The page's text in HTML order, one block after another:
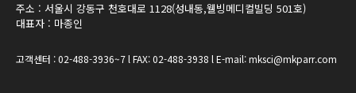
주소 : 서울시 강동구 천호대로 1128(성내동,웰빙메디컬빌딩 501호)
대표자 : 마종인
고객센터 : 02-488-3936~7 l FAX: 02-488-3938 l E-mail: mksci@mkparr.com